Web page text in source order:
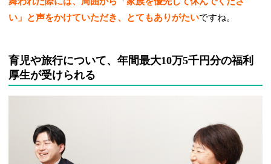
い」と声をかけていただき、とてもありがたいですね。
育児や旅行について、年間最大10万5千円分の福利
厚生が受けられる